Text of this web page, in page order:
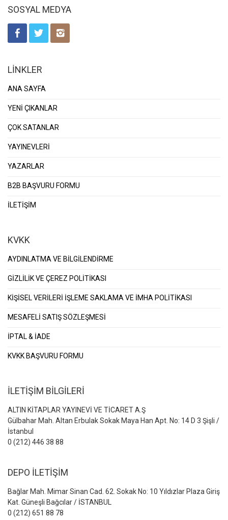
SOSYAL MEDYA
LİNKLER
ANA SAYFA
YENİ ÇIKANLAR
ÇOK SATANLAR
YAYINEVLERİ
YAZARLAR
B2B BAŞVURU FORMU
İLETİŞİM
KVKK
AYDINLATMA VE BİLGİLENDİRME
GİZLİLİK VE ÇEREZ POLİTİKASI
KİŞİSEL VERİLERİ İŞLEME SAKLAMA VE İMHA POLİTİKASI
MESAFELİ SATIŞ SÖZLEŞMESİ
İPTAL & İADE
KVKK BAŞVURU FORMU
İLETİŞİM BİLGİLERİ
ALTIN KİTAPLAR YAYINEVİ VE TİCARET A.Ş
Gülbahar Mah. Altan Erbulak Sokak Maya Han Apt. No: 14 D 3 Şişli /
İstanbul
0 (212) 446 38 88
DEPO İLETİŞİM
Bağlar Mah. Mimar Sinan Cad. 62. Sokak No: 10 Yıldızlar Plaza Giriş
Kat. Güneşli Bağcılar / İSTANBUL
0 (212) 651 88 78